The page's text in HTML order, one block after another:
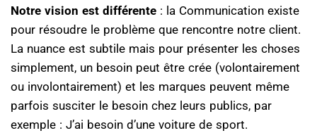
Notre vision est différente : la Communication existe
pour résoudre le problème que rencontre notre client.
La nuance est subtile mais pour présenter les choses
simplement, un besoin peut être crée (volontairement
ou involontairement) et les marques peuvent même
parfois susciter le besoin chez leurs publics, par
exemple : J’ai besoin d’une voiture de sport.